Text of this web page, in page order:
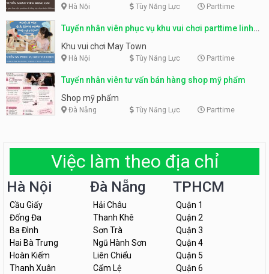
Hà Nội Tùy Năng Lực Parttime
Tuyển nhân viên phục vụ khu vui chơi parttime linh
động
Khu vui chơi May Town
Hà Nội Tùy Năng Lực Parttime
Tuyển nhân viên tư vấn bán hàng shop mỹ phẩm
Shop mỹ phẩm
Đà Nẵng Tùy Năng Lực Parttime
Việc làm theo địa chỉ
Hà Nội
Cầu Giấy
Đống Đa
Ba Đình
Hai Bà Trưng
Hoàn Kiếm
Thanh Xuân
Đà Nẵng
Hải Châu
Thanh Khê
Sơn Trà
Ngũ Hành Sơn
Liên Chiểu
Cẩm Lệ
TPHCM
Quận 1
Quận 2
Quận 3
Quận 4
Quận 5
Quận 6